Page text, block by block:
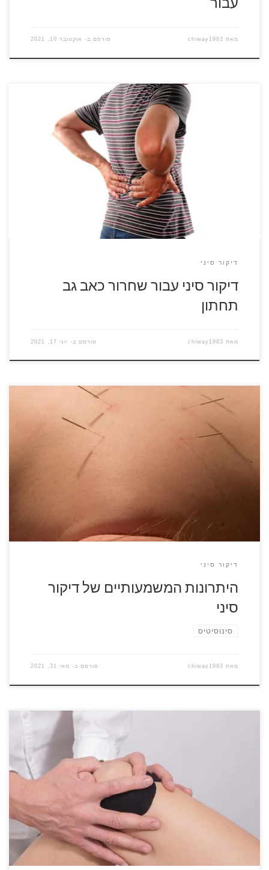
מאת chiway1983 פורסם ב- אוקטובר 10, 2021
לקוחות רבים אשר סובלים מכאב גב תחתון מחפשים פתרונות
מעשיים. משככי הכאבים מעניקים עזרה זמנית, אך הם לא פותרים
את הבעיה והכאבים מגיעים שוב ושוב ומקשים על חייו של כל אדם.
דיקור סיני עבור שחרור כאב גב תחתון בשנים האחרונות רבדים
נרחבים של האוכלוסייה מכירים בכוחה של רפואה סינית בסיוע […]
דיקור סיני
דיקור סיני עבור שחרור כאב גב
תחתון
מאת chiway1983 פורסם ב- יוני 17, 2021
הרפואה המערבית ביצעה פריצות דרך משמעותיות ביותר בשנים
האחרונות בזכות מחקרים חוצי יבשות שהובילו לשינויים ולשיפורים
רבים במצבם של החולים. לעומת זאת הרפואה הסינית מבוססת על
שיטות ריפוי שהוכיחו את עצמן לאורך מאות ואלפי שנים. תחילת
דיקור סיני
היתרונות המשמעותיים של דיקור
סיני
סינוסיטיס
מאת chiway1983 פורסם ב- מאי 31, 2021
אחרי מחלה או צינון ארוכים עלולה להתפתח דלקת בסינוסים. היא
גורמת לכאבי ראש, עייפות, ירידה בחוש הריח ועוד שלל תופעות.
מה עושים עם הסינוסים? מה תפקידם של הסינוסים בעצמות
הפנים ישנם ארבעה חללים שמתחברים לחלל האף. תפקידם של
הסינוסים הוא להוריד משקל מהגולגולת, לשמש מאין תיבת תהודה
לקול שלנו ולחמם […]